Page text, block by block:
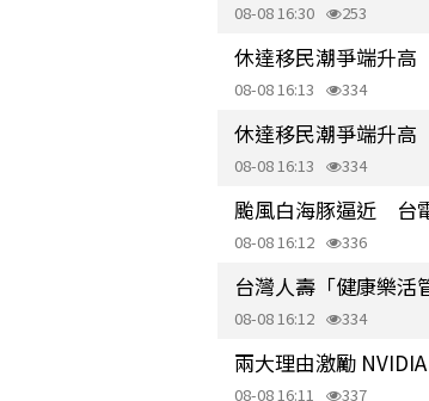
08-08 16:30 253
休達移民潮爭端升
08-08 16:13 334
休達移民潮爭端升
08-08 16:13 334
颱風白海豚逼近 台
08-08 16:12 336
台灣人壽「健康樂活
08-08 16:12 334
兩大理由激勵
08-08 16:11 337